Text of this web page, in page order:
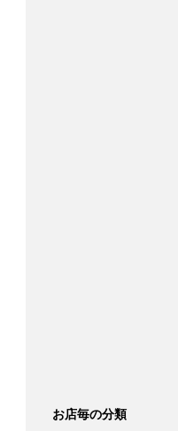
お店毎の分類